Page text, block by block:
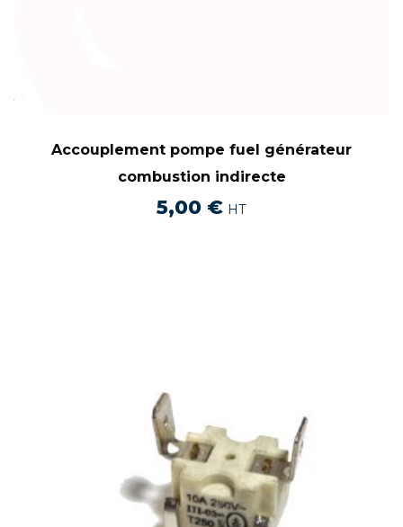
Accouplement pompe fuel générateur
combustion indirecte
5,00 € HT